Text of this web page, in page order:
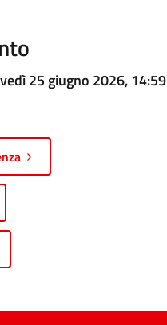
25 giugno 2026, 14:59